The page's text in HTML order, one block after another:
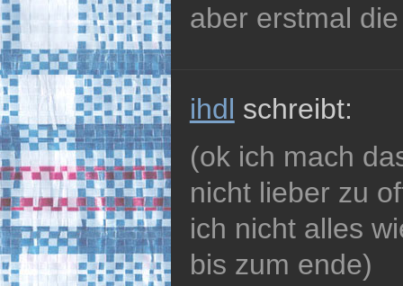
aber erstmal
ihdl schreibt:
(ok ich mach
nicht lieber zu
ich nicht alles
bis zum ende)